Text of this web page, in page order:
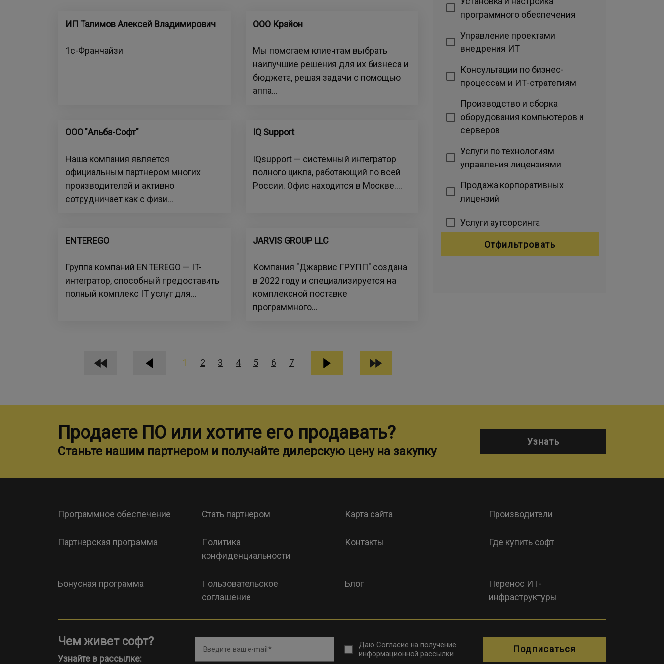
ИП Талимов Алексей Владимирович
1с-Франчайзи
ООО Крайон
Мы помогаем клиентам выбрать
наилучшие решения для их бизнеса и
бюджета, решая задачи с помощью
аппа...
ООО "Альба-Софт"
Наша компания является
официальным партнером многих
производителей и активно
сотрудничает как с физи...
IQ Support
IQsupport — системный интегратор
полного цикла, работающий по всей
России. Офис находится в Москве....
ENTEREGO
Группа компаний ENTEREGO — IT-
интегратор, способный предоставить
полный комплекс IT услуг для...
JARVIS GROUP LLC
Компания "Джарвис ГРУПП" создана
в 2022 году и специализируется на
комплексной поставке
программного...
1 2 3 4 5 6 7
программного обеспечения
Управление проектами
внедрения ИТ
Консультации по бизнес-
процессам и ИТ-стратегиям
Производство и сборка
оборудования компьютеров и
серверов
Услуги по технологиям
управления лицензиями
Продажа корпоративных
лицензий
Услуги аутсорсинга
Отфильтровать
Продаете ПО или хотите его продавать?
Станьте нашим партнером и получайте дилерскую цену на закупку
Узнать
Программное обеспечение Стать партнером Карта сайта Производители
Партнерская программа
Политика
конфиденциальности
Контакты Где купить софт
Бонусная программа
Пользовательское
соглашение
Блог
Перенос ИТ-
инфраструктуры
Чем живет софт?
Узнайте в рассылке:
Введите ваш e-mail Даю Согласие на получение
информационной рассылки
Подписаться